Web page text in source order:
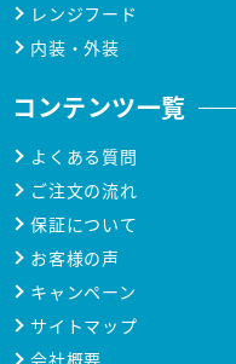
レンジフード
内装・外装
コンテンツ一覧
よくある質問
ご注文の流れ
保証について
お客様の声
キャンペーン
サイトマップ